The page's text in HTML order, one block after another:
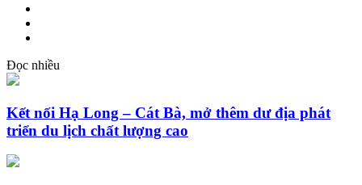
Đọc nhiều
Kết nối Hạ Long – Cát Bà, mở thêm dư địa phát
triển du lịch chất lượng cao